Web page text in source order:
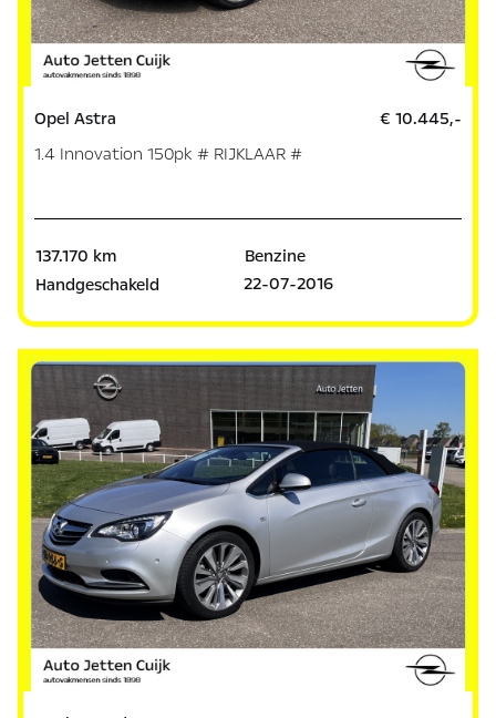
Opel Astra
1.4 Innovation 150pk # RIJKLAAR #
€ 10.445,-
137.170 km
Benzine
Handgeschakeld
22-07-2016